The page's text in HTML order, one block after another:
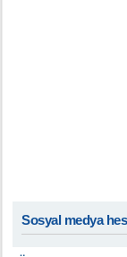
Sosyal medya